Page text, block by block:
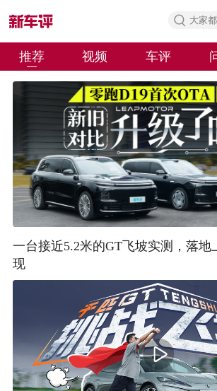
推荐 视频 车评
一台接近5.2米的GT飞坡实测，落地
现